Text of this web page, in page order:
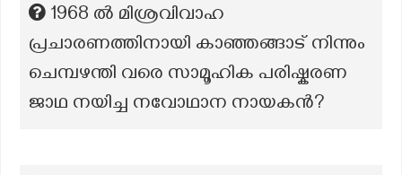
1968 ൽ മിശ്രവിവാഹ
പ്രചാരണത്തിനായി കാഞ്ഞങ്ങാട് നിന്നും
ചെമ്പഴന്തി വരെ സാമൂഹിക പരിഷ്കരണ
ജാഥ നയിച്ച നവോഥാന നായകൻ?